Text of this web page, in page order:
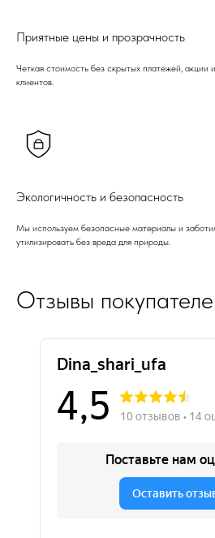
Приятные цены и прозрачность
Четкая стоимость без скрытых платежей, акции
клиентов.
Экологичность и безопасность
Мы используем безопасные материалы и
утилизировать без вреда для природы.
Отзывы